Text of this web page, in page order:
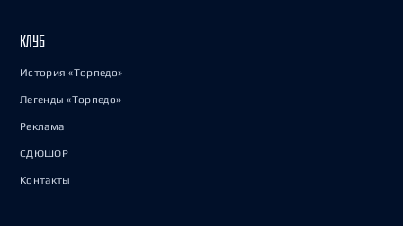
КЛУБ
История «Торпедо»
Легенды «Торпедо»
Реклама
СДЮШОР
Контакты